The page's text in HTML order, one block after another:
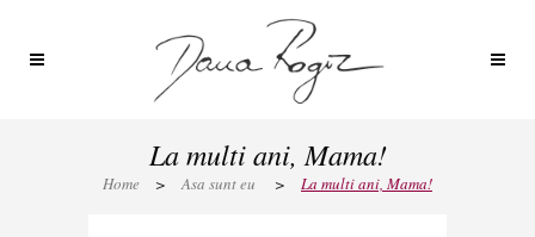
La multi ani, Mama!
Home > Asa sunt eu > La multi ani, Mama!